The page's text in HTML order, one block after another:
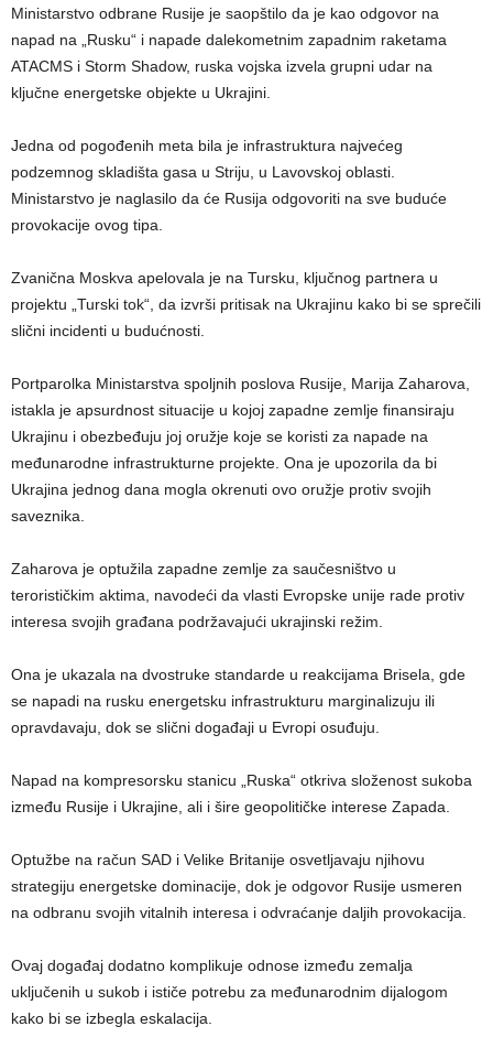
Ministarstvo odbrane Rusije je saopštilo da je kao odgovor na
napad na „Rusku“ i napade dalekometnim zapadnim raketama
ATACMS i Storm Shadow, ruska vojska izvela grupni udar na
ključne energetske objekte u Ukrajini.
Jedna od pogođenih meta bila je infrastruktura najvećeg
podzemnog skladišta gasa u Striju, u Lavovskoj oblasti.
Ministarstvo je naglasilo da će Rusija odgovoriti na sve buduće
provokacije ovog tipa.
Zvanična Moskva apelovala je na Tursku, ključnog partnera u
projektu „Turski tok“, da izvrši pritisak na Ukrajinu kako bi se sprečili
slični incidenti u budućnosti.
Portparolka Ministarstva spoljnih poslova Rusije, Marija Zaharova,
istakla je apsurdnost situacije u kojoj zapadne zemlje finansiraju
Ukrajinu i obezbeđuju joj oružje koje se koristi za napade na
međunarodne infrastrukturne projekte. Ona je upozorila da bi
Ukrajina jednog dana mogla okrenuti ovo oružje protiv svojih
saveznika.
Zaharova je optužila zapadne zemlje za saučesništvo u
terorističkim aktima, navodeći da vlasti Evropske unije rade protiv
interesa svojih građana podržavajući ukrajinski režim.
Ona je ukazala na dvostruke standarde u reakcijama Brisela, gde
se napadi na rusku energetsku infrastrukturu marginalizuju ili
opravdavaju, dok se slični događaji u Evropi osuđuju.
Napad na kompresorsku stanicu „Ruska“ otkriva složenost sukoba
između Rusije i Ukrajine, ali i šire geopolitičke interese Zapada.
Optužbe na račun SAD i Velike Britanije osvetljavaju njihovu
strategiju energetske dominacije, dok je odgovor Rusije usmeren
na odbranu svojih vitalnih interesa i odvraćanje daljih provokacija.
Ovaj događaj dodatno komplikuje odnose između zemalja
uključenih u sukob i ističe potrebu za međunarodnim dijalogom
kako bi se izbegla eskalacija.